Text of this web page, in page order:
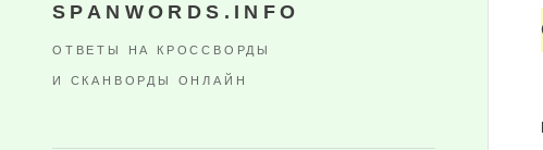
SPANWORDS.INFO
ОТВЕТЫ НА КРОССВОРДЫ
И СКАНВОРДЫ ОНЛАЙН